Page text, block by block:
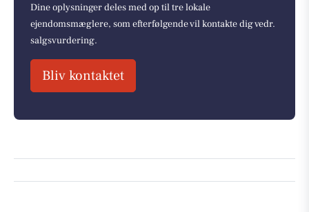
Dine oplysninger deles med op til tre lokale
ejendomsmæglere, som efterfølgende vil kontakte dig vedr.
salgsvurdering.
Bliv kontaktet